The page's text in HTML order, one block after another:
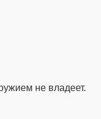
не владеет.